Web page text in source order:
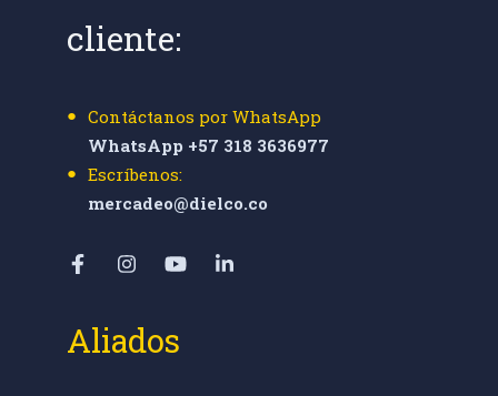
cliente:
Contáctanos por WhatsApp
WhatsApp +57 318 3636977
Escríbenos:
mercadeo@dielco.co
Aliados